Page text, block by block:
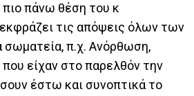
πάνω θέση του κ
τις απόψεις όλων των
σωματεία, π.χ. Ανόρθωση,
είχαν στο παρελθόν την
έστω και συνοπτικά το